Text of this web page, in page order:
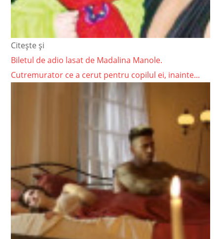
Citește și
Biletul de adio lasat de Madalina Manole.
Cutremurator ce a cerut pentru copilul ei, inainte...